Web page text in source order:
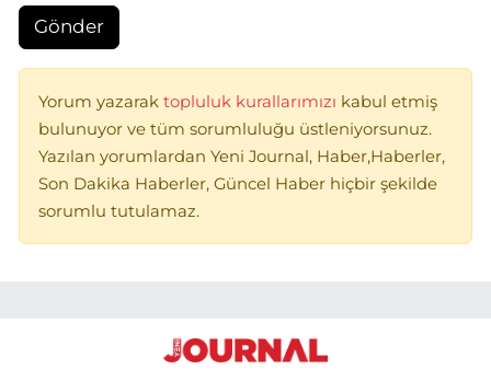
Gönder
Yorum yazarak topluluk kurallarımızı kabul etmiş
bulunuyor ve tüm sorumluluğu üstleniyorsunuz.
Yazılan yorumlardan Yeni Journal, Haber,Haberler,
Son Dakika Haberler, Güncel Haber hiçbir şekilde
sorumlu tutulamaz.